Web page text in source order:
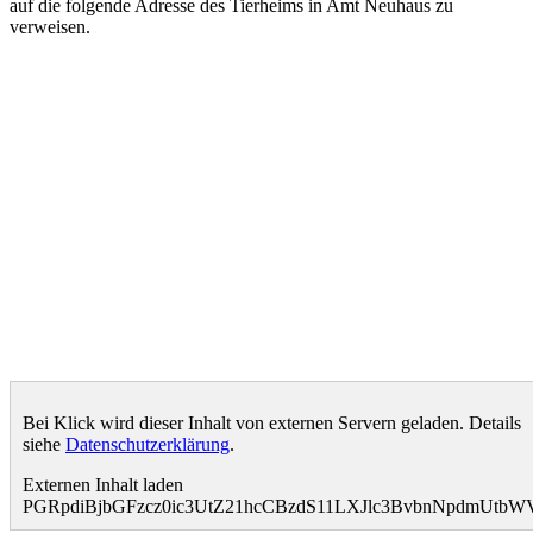
auf die folgende Adresse des Tierheims in Amt Neuhaus zu
verweisen.
Bei Klick wird dieser Inhalt von externen Servern geladen. Details
siehe Datenschutzerklärung.
Externen Inhalt laden